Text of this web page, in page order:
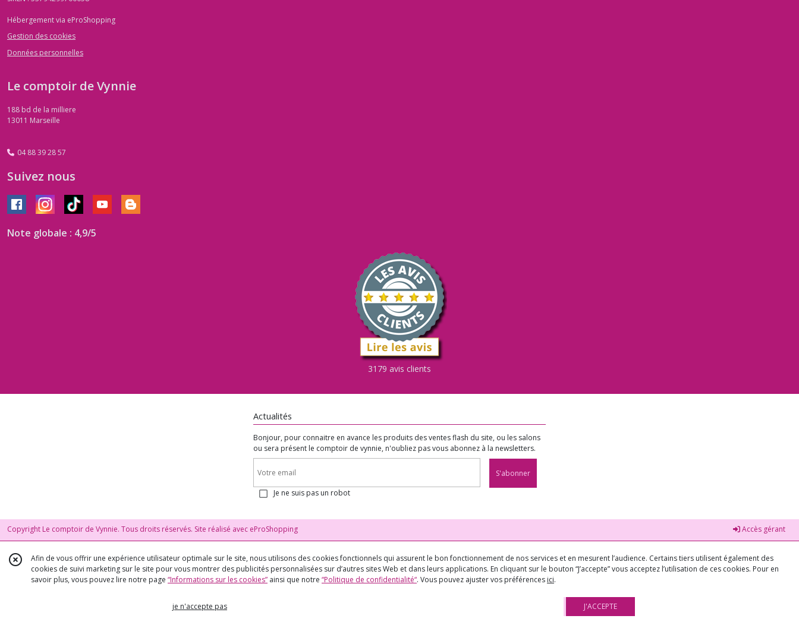
Hébergement via eProShopping
Gestion des cookies
Données personnelles
Le comptoir de Vynnie
188 bd de la milliere
13011 Marseille
04 88 39 28 57
Suivez nous
Note globale : 4,9/5
3179 avis clients
Actualités
Bonjour, pour connaitre en avance les produits des ventes flash du site, ou les salons
ou sera présent le comptoir de vynnie, n'oubliez pas vous abonnez à la newsletters.
S'abonner
Je ne suis pas un robot
Copyright Le comptoir de Vynnie. Tous droits réservés. Site réalisé avec eProShopping Accès gérant
Afin de vous offrir une expérience utilisateur optimale sur le site, nous utilisons des cookies fonctionnels qui assurent le bon fonctionnement de nos services et en mesurent l’audience. Certains tiers utilisent également des
cookies de suivi marketing sur le site pour vous montrer des publicités personnalisées sur d’autres sites Web et dans leurs applications. En cliquant sur le bouton “J’accepte” vous acceptez l’utilisation de ces cookies. Pour en
savoir plus, vous pouvez lire notre page “Informations sur les cookies” ainsi que notre “Politique de confidentialité“. Vous pouvez ajuster vos préférences ici.
je n'accepte pas J'ACCEPTE